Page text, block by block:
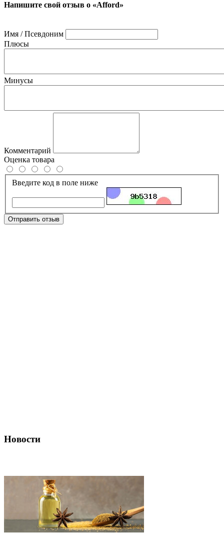
Напишите свой отзыв о «Afford»
Имя / Псевдоним
Плюсы
Минусы
Комментарий
Оценка товара
Введите код в поле ниже
Отправить отзыв
Новости